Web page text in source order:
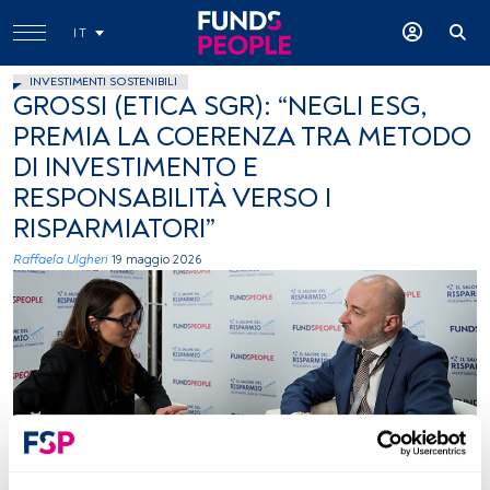
IT
INVESTIMENTI SOSTENIBILI
GROSSI (ETICA SGR): “NEGLI ESG,
PREMIA LA COERENZA TRA METODO
DI INVESTIMENTO E
RESPONSABILITÀ VERSO I
RISPARMIATORI”
Raffaela Ulgheri 19 maggio 2026
Roberto Grossi, foto Giulia Virgara per FundsPeople